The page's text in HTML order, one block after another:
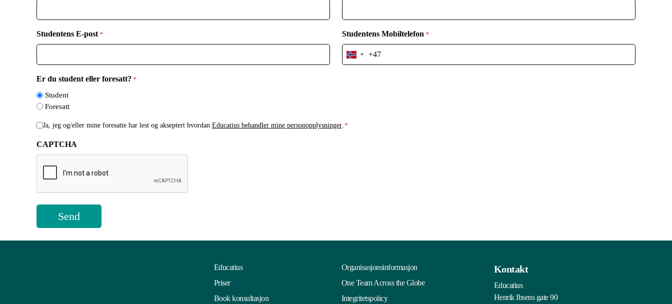
Studentens E-post * Studentens Mobiltelefon *
Norway
+47
Er du student eller foresatt? *
Student
Foresatt
Håndtering
personopplysninger
Ja, jeg og/eller mine foresatte har lest og akseptert hvordan Educatius behandler mine personopplysninger. *
CAPTCHA
Educatius
Priser
Book konsultasjon
Organisasjonsinformasjon
One Team Across the Globe
Integritetspolicy
Kontakt
Educatius
Henrik Ibsens gate 90